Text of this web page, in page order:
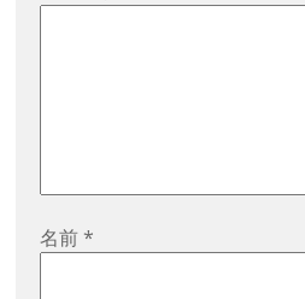
名前*